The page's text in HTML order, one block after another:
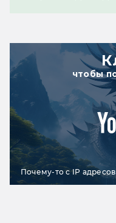
чтобы
Почему-то с IP